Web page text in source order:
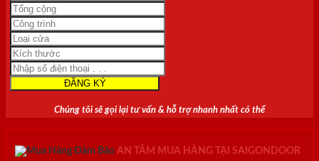
Chúng tôi sẽ gọi lại tư vấn & hỗ trợ nhanh nhất có thể
AN TÂM MUA HÀNG TẠI SAIGONDOOR